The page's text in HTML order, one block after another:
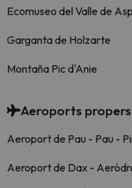
Ecomuseo del Valle de
Garganta de Holzarte
Montaña Pic d'Anie
Aeroports propers
Aeroport de Pau - Pau -
Aeroport de Dax -